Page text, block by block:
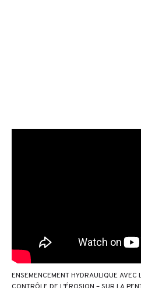
ENSEMENCEMENT HYDRAULIQUE AVEC